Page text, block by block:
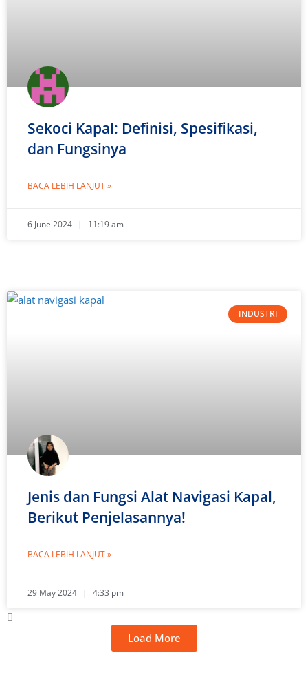
Sekoci Kapal: Definisi, Spesifikasi,
dan Fungsinya
BACA LEBIH LANJUT »
6 June 2024 11:19 am
INDUSTRI
Jenis dan Fungsi Alat Navigasi Kapal,
Berikut Penjelasannya!
BACA LEBIH LANJUT »
29 May 2024 4:33 pm
Load More